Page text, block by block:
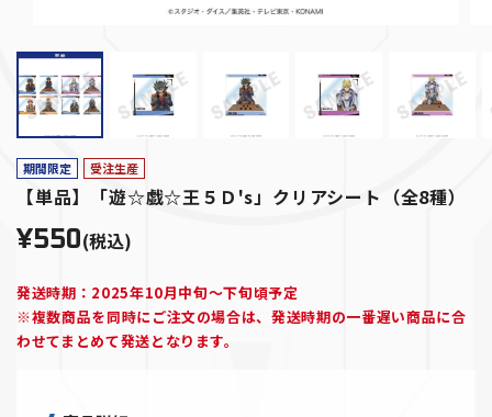
期間限定 受注生産
【単品】「遊☆戯☆王５Ｄ's」クリアシート（全8種）
¥550(税込)
発送時期：2025年10月中旬～下旬頃予定
※複数商品を同時にご注文の場合は、発送時期の一番遅い商品に合
わせてまとめて発送となります。